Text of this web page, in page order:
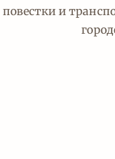
повестки и